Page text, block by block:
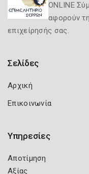
ONLINE
αφορούν
επιχείρησής σας.
Σελίδες
Αρχική
Επικοινωνία
Υπηρεσίες
Αποτίμηση
Αξίας